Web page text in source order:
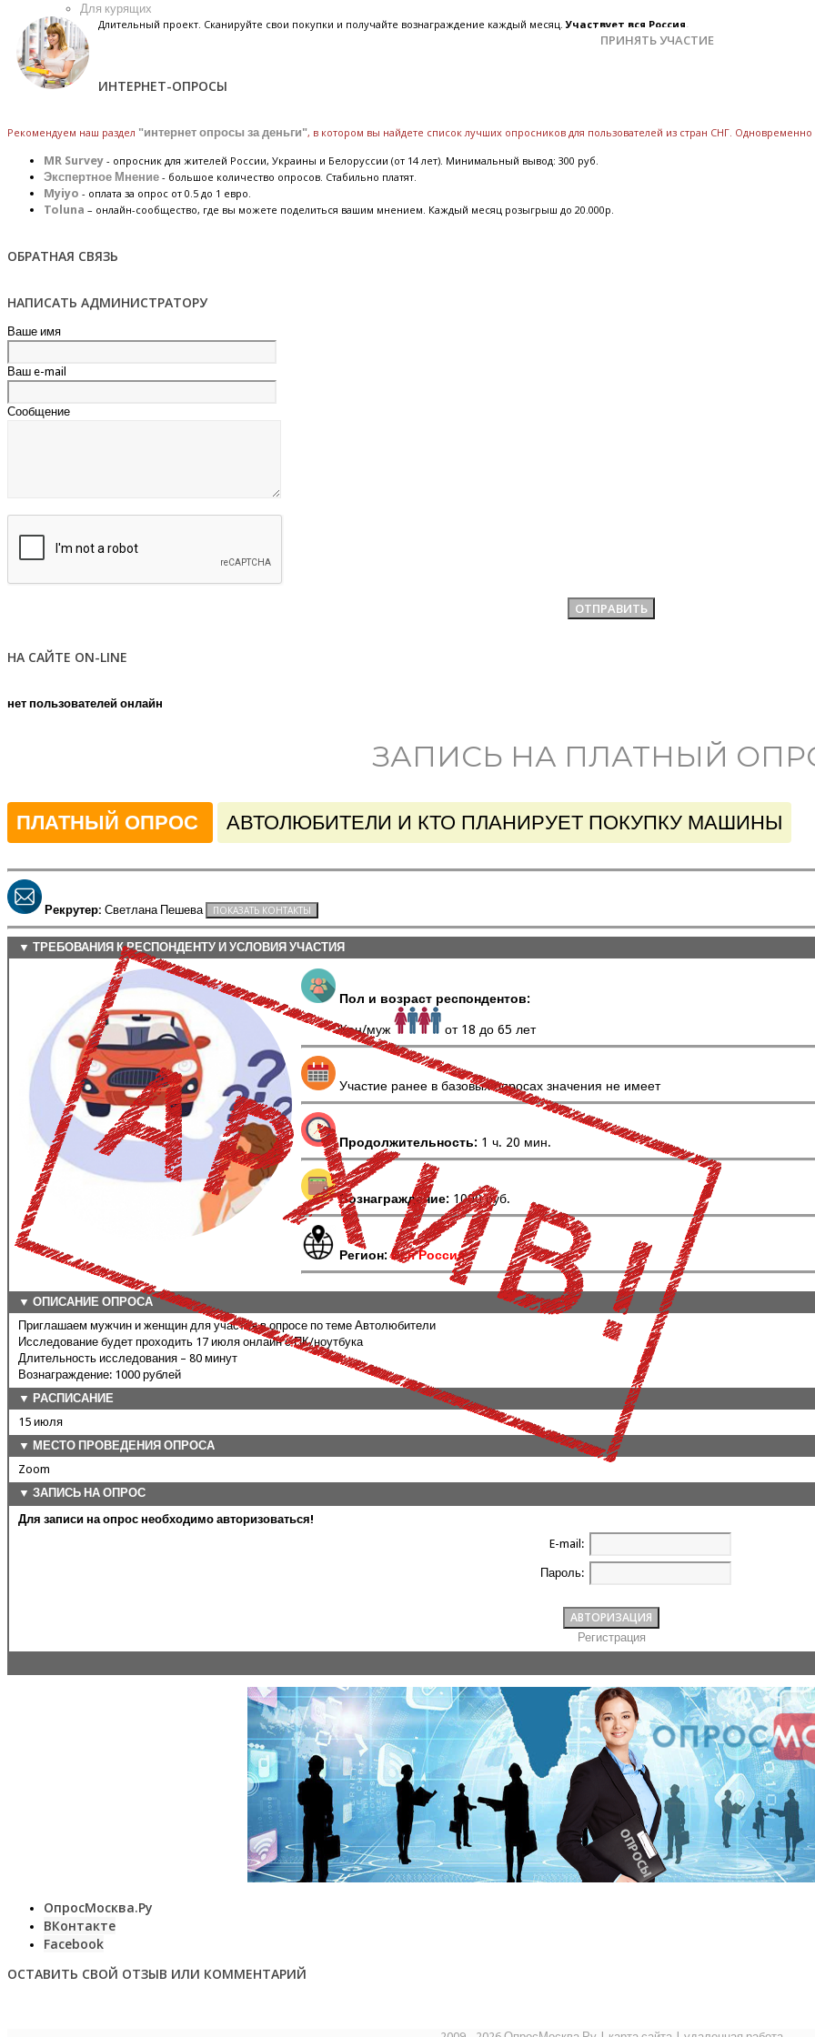
Для курящих
Длительный проект. Сканируйте свои покупки и получайте вознаграждение каждый месяц.Участвует вся Россия.
ПРИНЯТЬ УЧАСТИЕ
ИНТЕРНЕТ-ОПРОСЫ
Рекомендуем наш раздел "интернет опросы за деньги", в котором вы найдете список лучших опросников для пользователей из стран СНГ.
MR Survey - опросник для жителей России, Украины и Белоруссии (от 14 лет). Минимальный вывод: 300 руб.
Экспертное Мнение - большое количество опросов. Стабильно платят.
Myiyo - оплата за опрос от 0.5 до 1 евро.
Toluna – онлайн-сообщество, где вы можете поделиться вашим мнением. Каждый месяц розыгрыш до 20.000р.
ОБРАТНАЯ СВЯЗЬ
НАПИСАТЬ АДМИНИСТРАТОРУ
Ваше имя
Ваш e-mail
Сообщение
НА САЙТЕ ON-LINE
нет пользователей онлайн
ЗАПИСЬ НА ПЛАТНЫЙ
ПЛАТНЫЙ ОПРОС АВТОЛЮБИТЕЛИ И КТО ПЛАНИРУЕТ ПОКУПКУ МАШИНЫ
Рекрутер: Светлана Пешева
▼ ТРЕБОВАНИЯ К РЕСПОНДЕНТУ И УСЛОВИЯ УЧАСТИЯ
Пол и возраст респондентов:
Жен/муж от 18 до 65 лет
Участие ранее в базовых опросах значения не имеет
Продолжительность: 1 ч. 20 мин.
Вознаграждение: 1000 руб.
Регион:Вся Россия
▼ ОПИСАНИЕ ОПРОСА
Приглашаем мужчин и женщин для участия в опросе по теме Автолюбители
Исследование будет проходить 17 июля онлайн с ПК/ноутбука
Длительность исследования – 80 минут
Вознаграждение: 1000 рублей
▼ РАСПИСАНИЕ
15 июля
▼ МЕСТО ПРОВЕДЕНИЯ ОПРОСА
Zoom
▼ ЗАПИСЬ НА ОПРОС
Для записи на опрос необходимо авторизоваться!
E-mail:
Пароль:
Регистрация
ОпросМосква.Ру
ВКонтакте
Facebook
ОСТАВИТЬ СВОЙ ОТЗЫВ ИЛИ КОММЕНТАРИЙ